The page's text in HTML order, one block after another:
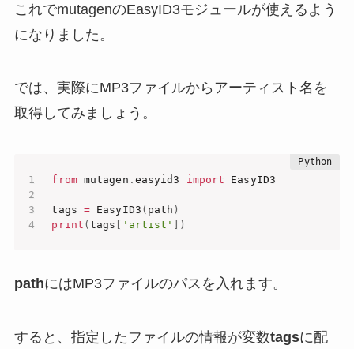
これでmutagenのEasyID3モジュールが使えるよう
になりました。
では、実際にMP3ファイルからアーティスト名を
取得してみましょう。
from mutagen . easyid3 import EasyID3
tags = EasyID3 ( path )
print (tags 'artist' )
pathにはMP3ファイルのパスを入れます。
すると、指定したファイルの情報が変数tagsに配